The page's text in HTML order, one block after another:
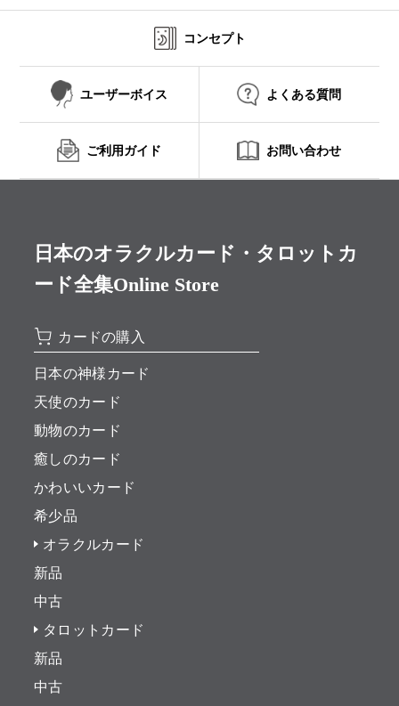
コンセプト
ユーザーボイス よくある質問
ご利用ガイド お問い合わせ
日本のオラクルカード・タロットカ
ード全集Online Store
カードの購入
日本の神様カード
天使のカード
動物のカード
癒しのカード
かわいいカード
希少品
オラクルカード
新品
中古
タロットカード
新品
中古